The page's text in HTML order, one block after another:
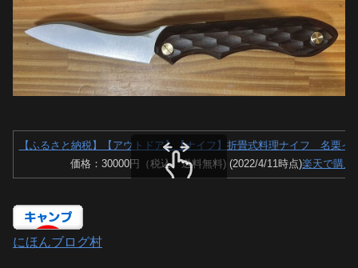
【ふるさと納税】【アウトドア】【ナイフ】折畳式料理ナイフ 名栗
価格：30000円（税込、送料無料) (2022/4/11時点)楽天で購入
にほんブログ村